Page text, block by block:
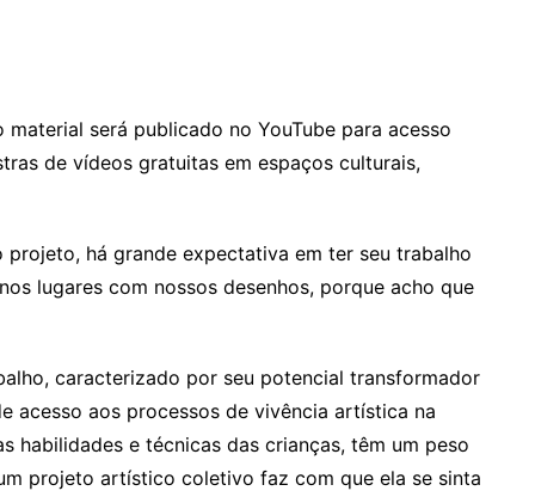
será publicado no YouTube para acesso
de vídeos gratuitas em espaços culturais,
há grande expectativa em ter seu trabalho
lugares com nossos desenhos, porque acho que
caracterizado por seu potencial transformador
acesso aos processos de vivência artística na
habilidades e técnicas das crianças, têm um peso
projeto artístico coletivo faz com que ela se sinta